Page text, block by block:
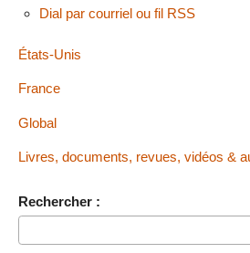
Dial par courriel ou fil RSS
États-Unis
France
Global
Livres, documents, revues, vidéos &
Rechercher :